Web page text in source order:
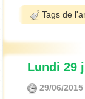
Tags de
Lundi 29
29/06/